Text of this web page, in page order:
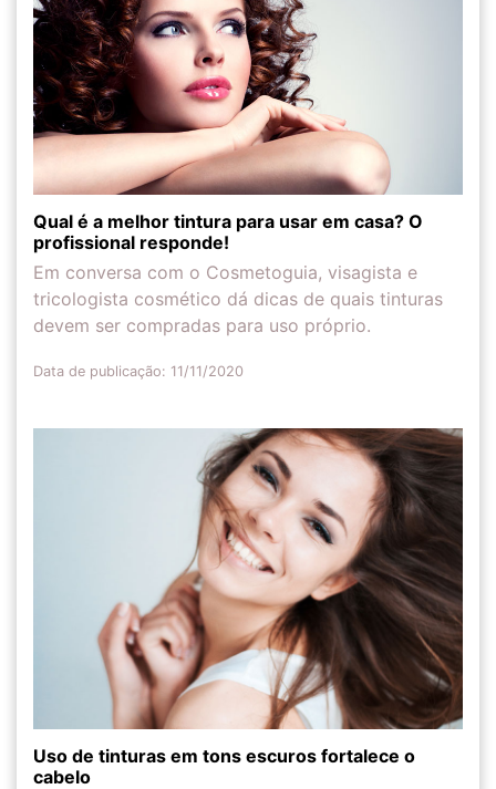
Qual é a melhor tintura para usar em casa? O
profissional responde!
Em conversa com o Cosmetoguia, visagista e
tricologista cosmético dá dicas de quais tinturas
devem ser compradas para uso próprio.
Data de publicação: 11/11/2020
Uso de tinturas em tons escuros fortalece o
cabelo